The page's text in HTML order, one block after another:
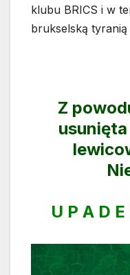
klubu BRICS i w
brukselską
Z
U P A D